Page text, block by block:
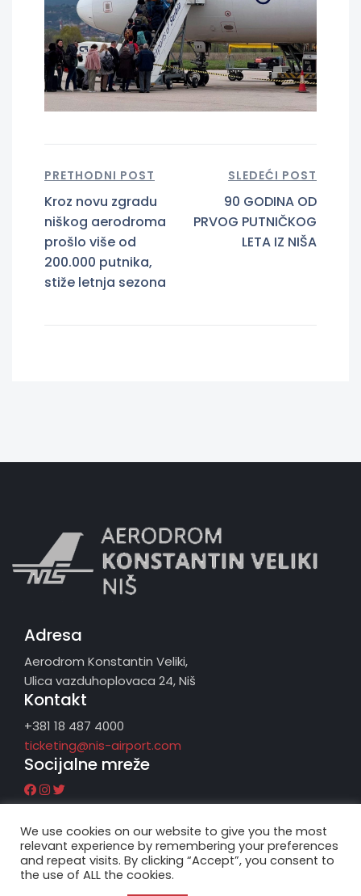
PRETHODNI POST
Kroz novu zgradu
niškog aerodroma
prošlo više od
200.000 putnika,
stiže letnja sezona
SLEDEĆI POST
90 GODINA OD
PRVOG PUTNIČKOG
LETA IZ NIŠA
Adresa
Aerodrom Konstantin Veliki,
Ulica vazduhoplovaca 24, Niš
Kontakt
+381 18 487 4000
ticketing@nis-airport.com
Socijalne mreže
We use cookies on our website to give you the most
relevant experience by remembering your preferences
and repeat visits. By clicking “Accept”, you consent to
the use of ALL the cookies.